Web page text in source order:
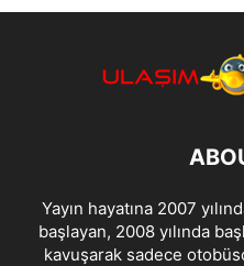
Yayın hayatına 2007
başlayan, 2008 yılında
kavuşarak sadece